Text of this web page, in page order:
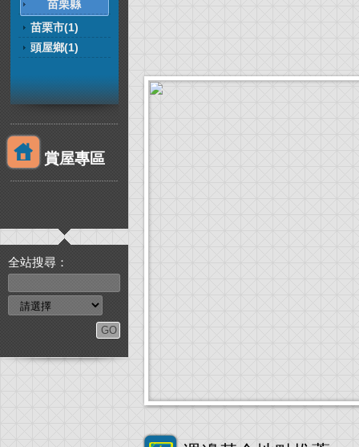
苗栗縣
苗栗市(1)
頭屋鄉(1)
賞屋專區
全站搜尋：